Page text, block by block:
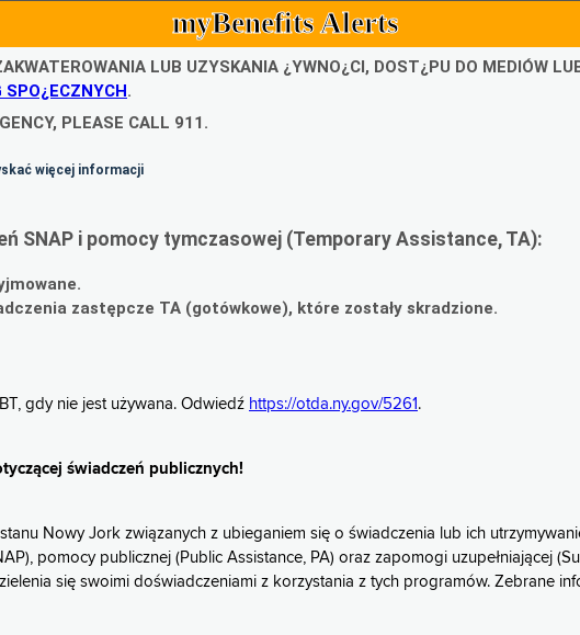
myBenefits Alerts
LUB UZYSKANIA ¿YWNO¿CI, DOST¿PU DO MEDIÓW
SPO¿ECZNYCH.
PLEASE CALL 911.
więcej informacji
SNAP i pomocy tymczasowej (Temporary Assistance, TA):
zastępcze TA (gotówkowe), które zostały skradzione.
gdy nie jest używana. Odwiedź https://otda.ny.gov/5261 .
świadczeń publicznych!
Nowy Jork związanych z ubieganiem się o świadczenia lub ich
pomocy publicznej (Public Assistance, PA) oraz zapomogi uzupełniającej
się swoimi doświadczeniami z korzystania z tych programów. Zebrane